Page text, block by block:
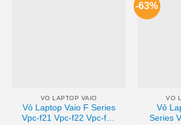
VO LAPTOP VAIO
Vỏ Laptop Vaio F Series
Vpc-f21 Vpc-f22 Vpc-f23
-63%
VO
Vỏ
Series